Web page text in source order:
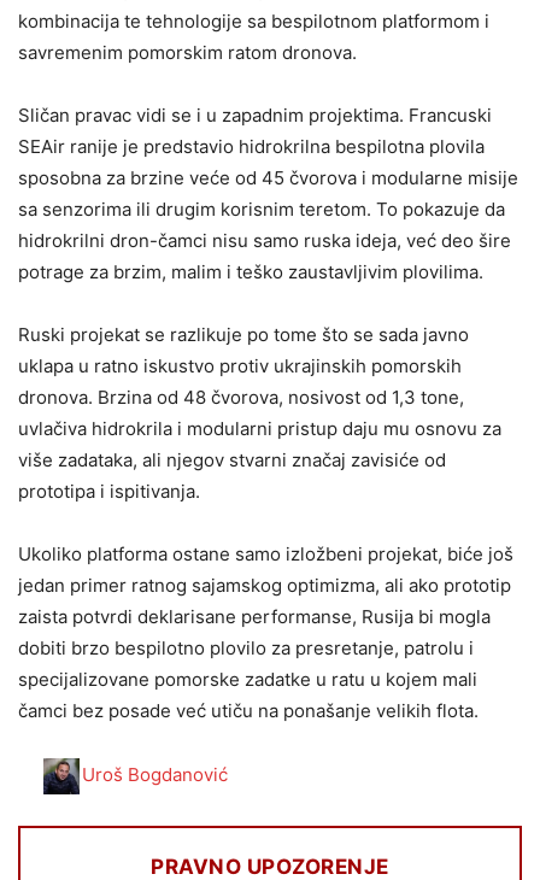
kombinacija te tehnologije sa bespilotnom platformom i
savremenim pomorskim ratom dronova.
Sličan pravac vidi se i u zapadnim projektima. Francuski
SEAir ranije je predstavio hidrokrilna bespilotna plovila
sposobna za brzine veće od 45 čvorova i modularne misije
sa senzorima ili drugim korisnim teretom. To pokazuje da
hidrokrilni dron-čamci nisu samo ruska ideja, već deo šire
potrage za brzim, malim i teško zaustavljivim plovilima.
Ruski projekat se razlikuje po tome što se sada javno
uklapa u ratno iskustvo protiv ukrajinskih pomorskih
dronova. Brzina od 48 čvorova, nosivost od 1,3 tone,
uvlačiva hidrokrila i modularni pristup daju mu osnovu za
više zadataka, ali njegov stvarni značaj zavisiće od
prototipa i ispitivanja.
Ukoliko platforma ostane samo izložbeni projekat, biće još
jedan primer ratnog sajamskog optimizma, ali ako prototip
zaista potvrdi deklarisane performanse, Rusija bi mogla
dobiti brzo bespilotno plovilo za presretanje, patrolu i
specijalizovane pomorske zadatke u ratu u kojem mali
čamci bez posade već utiču na ponašanje velikih flota.
Uroš Bogdanović
PRAVNO UPOZORENJE